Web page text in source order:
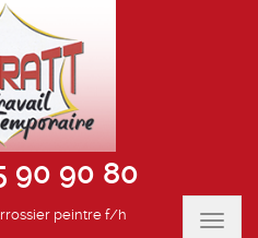
90 90 80
peintre f/h